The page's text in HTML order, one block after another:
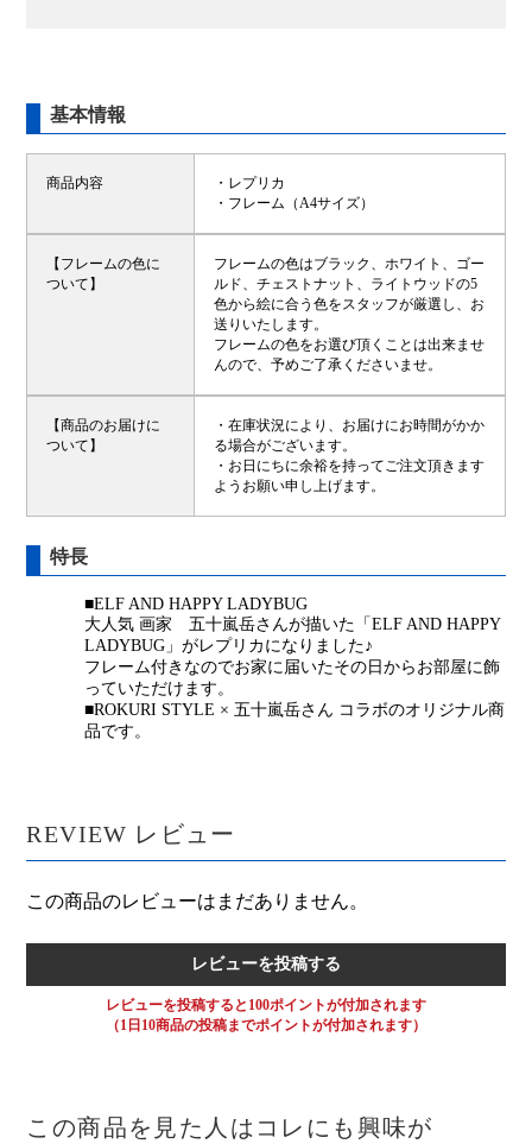
基本情報
商品内容
・レプリカ
・フレーム（A4サイズ）
【フレームの色に
ついて】
フレームの色はブラック、ホワイト、ゴー
ルド、チェストナット、ライトウッドの5
色から絵に合う色をスタッフが厳選し、お
送りいたします。
フレームの色をお選び頂くことは出来ませ
んので、予めご了承くださいませ。
【商品のお届けに
ついて】
・在庫状況により、お届けにお時間がかか
る場合がございます。
・お日にちに余裕を持ってご注文頂きます
ようお願い申し上げます。
特長
■ELF AND HAPPY LADYBUG
大人気 画家 五十嵐岳さんが描いた「ELF AND HAPPY
LADYBUG」がレプリカになりました♪
フレーム付きなのでお家に届いたその日からお部屋に飾
っていただけます。
■ROKURI STYLE × 五十嵐岳さん コラボのオリジナル商
品です。
REVIEW レビュー
この商品のレビューはまだありません。
レビューを投稿する
レビューを投稿すると100ポイントが付加されます
（1日10商品の投稿までポイントが付加されます）
この商品を見た人はコレにも興味が